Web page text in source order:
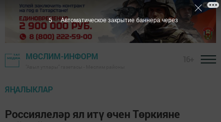
МӨСЛИМ-ИНФОРМ
ЯҢАЛЫКЛАР
Россиялеләр ял итү өчен Төркияне
4 Автоматическое закрытие баннера через